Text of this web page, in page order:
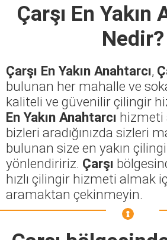
Çarşı En Yakın
Nedir?
Çarşı En Yakın Anahtarcı,
bulunan her mahalle ve
kaliteli ve güvenilir çilingir
En Yakın Anahtarcı hizmeti
bizleri aradığınızda sizleri
bulunan size en yakın
yönlendiririz. Çarşı
hızlı çilingir hizmeti almak
aramaktan çekinmeyin.